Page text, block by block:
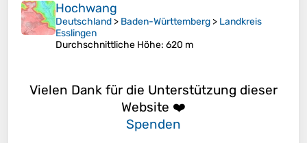
Hochwang
Deutschland > Baden-Württemberg > Landkreis
Esslingen
Durchschnittliche Höhe: 620 m
Vielen Dank für die Unterstützung dieser
Website ❤️
Spenden